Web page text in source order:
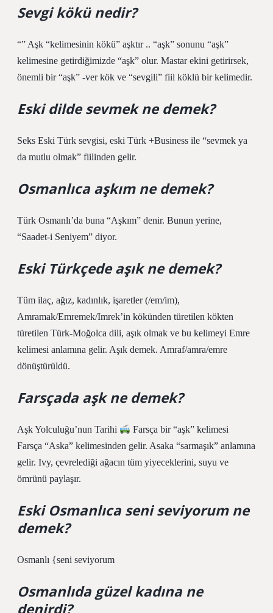
Sevgi kökü nedir?
“” Aşk “kelimesinin kökü” aşktır .. “aşk” sonunu “aşk”
kelimesine getirdiğimizde “aşk” olur. Mastar ekini getirirsek,
önemli bir “aşk” -ver kök ve “sevgili” fiil köklü bir kelimedir.
Eski dilde sevmek ne demek?
Seks Eski Türk sevgisi, eski Türk +Business ile “sevmek ya
da mutlu olmak” fiilinden gelir.
Osmanlıca aşkım ne demek?
Türk Osmanlı’da buna “Aşkım” denir. Bunun yerine,
“Saadet-i Seniyem” diyor.
Eski Türkçede aşık ne demek?
Tüm ilaç, ağız, kadınlık, işaretler (/em/im),
Amramak/Emremek/Imrek’in kökünden türetilen kökten
türetilen Türk-Moğolca dili, aşık olmak ve bu kelimeyi Emre
kelimesi anlamına gelir. Aşık demek. Amraf/amra/emre
dönüştürüldü.
Farsçada aşk ne demek?
Aşk Yolculuğu’nun Tarihi
Farsça bir “aşk” kelimesi
Farsça “Aska” kelimesinden gelir. Asaka “sarmaşık” anlamına
gelir. Ivy, çevrelediği ağacın tüm yiyeceklerini, suyu ve
ömrünü paylaşır.
Eski Osmanlıca seni seviyorum ne
demek?
Osmanlı {seni seviyorum
Osmanlıda güzel kadına ne
denirdi?